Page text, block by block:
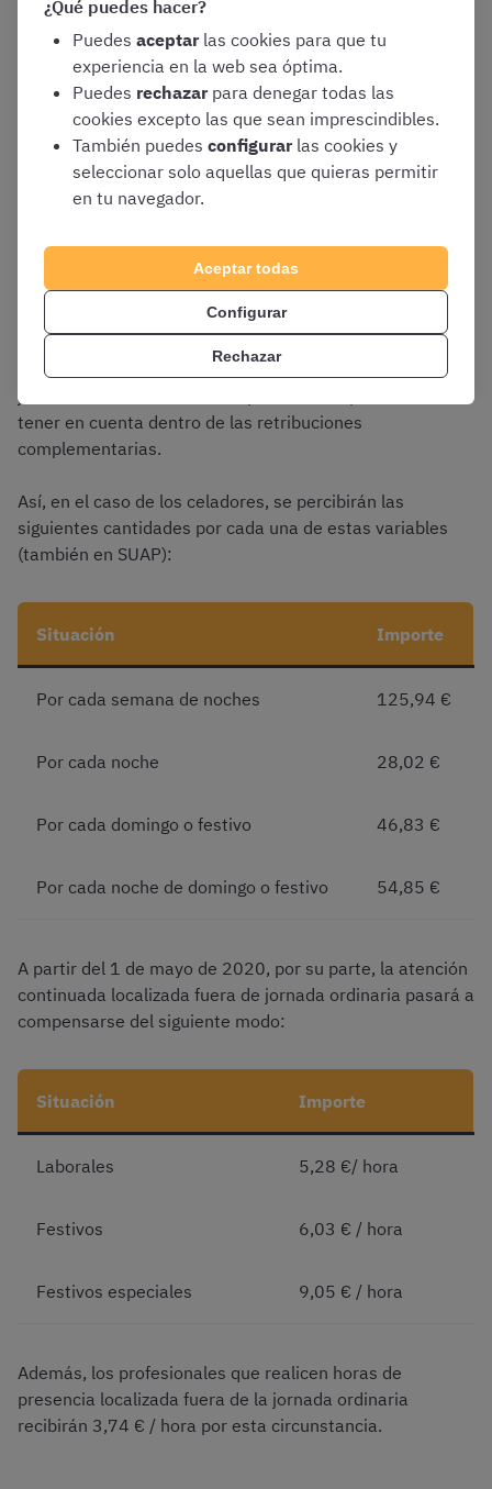
Servicio de
Urgencias de
Atención
Primaria
(SUAP)
Complemento por la Atención
(jornada ordinaria)
El hecho de ofrecer Atención Continuada dentro de la
jornada ordinaria también supone un complemento a
tener en cuenta dentro de las retribuciones
complementarias.
Así, en el caso de los celadores, se percibirán las
siguientes cantidades por cada una de estas variables
(también en SUAP):
Situación Importe
Por cada semana de noches 125,94 €
Por cada noche 28,02 €
Por cada domingo o festivo 46,83 €
Por cada noche de domingo o festivo 54,85 €
A partir del 1 de mayo de 2020, por su parte, la atención
continuada localizada fuera de jornada ordinaria pasará a
compensarse del siguiente modo:
Situación Importe
Laborales 5,28 €/ hora
Festivos 6,03 € / hora
Festivos especiales 9,05 € / hora
Además, los profesionales que realicen horas de
presencia localizada fuera de la jornada ordinaria
recibirán 3,74 € / hora por esta circunstancia.
¿Qué puedes hacer?
Puedes aceptar las cookies para que tu
experiencia en la web sea óptima.
Puedes rechazar para denegar todas las
cookies excepto las que sean imprescindibles.
También puedes configurar las cookies y
seleccionar solo aquellas que quieras permitir
en tu navegador.
Aceptar todas
Configurar
Rechazar